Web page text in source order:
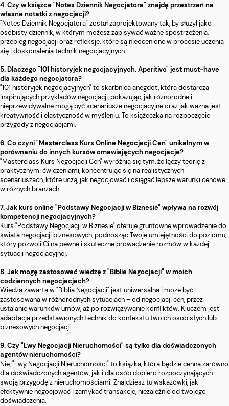
4. Czy w książce "Notes Dziennik Negocjatora" znajdę przestrzeń na
własne notatki z negocjacji?
"Notes Dziennik Negocjatora" został zaprojektowany tak, by służył jako
osobisty dziennik, w którym możesz zapisywać ważne spostrzeżenia,
przebieg negocjacji oraz refleksje, które są nieocenione w procesie uczenia
się i doskonalenia technik negocjacyjnych.
5. Dlaczego "101 historyjek negocjacyjnych. Aperitivo" jest must-have
dla każdego negocjatora?
"101 historyjek negocjacyjnych" to skarbnica anegdot, która dostarcza
inspirujących przykładów negocjacji, pokazując, jak różnorodne i
nieprzewidywalne mogą być scenariusze negocjacyjne oraz jak ważna jest
kreatywność i elastyczność w myśleniu. To książeczka na rozpoczęcie
przygody z negocjacjami.
6. Co czyni "Masterclass Kurs Online Negocjacji Cen" unikalnym w
porównaniu do innych kursów omawiających negocjacje?
"Masterclass Kurs Negocjacji Cen" wyróżnia się tym, że łączy teorię z
praktycznymi ćwiczeniami, koncentrując się na realistycznych
scenariuszach, które uczą, jak negocjować i osiągać lepsze warunki cenowe
w różnych branżach.
7. Jak kurs online "Podstawy Negocjacji w Biznesie" wpływa na rozwój
kompetencji negocjacyjnych?
Kurs "Podstawy Negocjacji w Biznesie" oferuje gruntowne wprowadzenie do
świata negocjacji biznesowych, podnosząc Twoje umiejętności do poziomu,
który pozwoli Ci na pewne i skuteczne prowadzenie rozmów w każdej
sytuacji negocjacyjnej.
8. Jak mogę zastosować wiedzę z "Biblia Negocjacji" w moich
codziennych negocjacjach?
Wiedza zawarta w "Biblia Negocjacji" jest uniwersalna i może być
zastosowana w różnorodnych sytuacjach – od negocjacji cen, przez
ustalanie warunków umów, aż po rozwiązywanie konfliktów. Kluczem jest
adaptacja przedstawionych technik do kontekstu twoich osobistych lub
biznesowych negocjacji.
9. Czy "Lwy Negocjacji Nieruchomości" są tylko dla doświadczonych
agentów nieruchomości?
Nie, "Lwy Negocjacji Nieruchomości" to książka, która będzie cenna zarówno
dla doświadczonych agentów, jak i dla osób dopiero rozpoczynających
swoją przygodę z nieruchomościami. Znajdziesz tu wskazówki, jak
efektywnie negocjować i zamykać transakcje, niezależnie od twojego
doświadczenia.